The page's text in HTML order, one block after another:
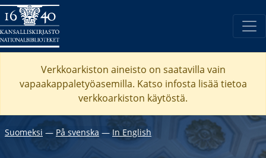
Verkkoarkiston aineisto on saatavilla vain
vapaakappaletyöasemilla. Katso infosta lisää tietoa
verkkoarkiston käytöstä.
Suomeksi ― På svenska ― In English